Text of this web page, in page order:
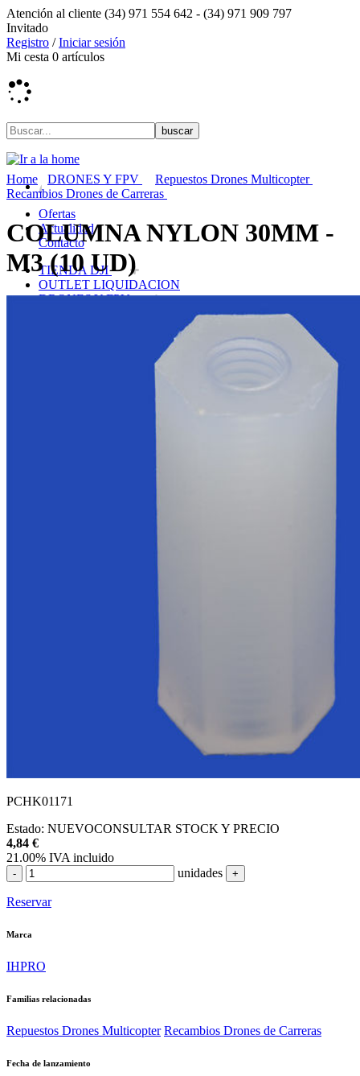
Atención al cliente (34) 971 554 642 - (34) 971 909 797
Invitado
Registro /Iniciar sesión
Mi cesta 0 artículos
Ofertas
Actualidad
Contacto
TIENDA DJI
OUTLET LIQUIDACION
DRONES Y FPV
HELICOPTEROS RC
BATERIAS Y CARGADORES
FILAMENTO IMPRESORA 3D
Home DRONES Y FPV
Repuestos Drones Multicopter
Recambios Drones de Carreras
COLUMNA NYLON 30MM -
M3 (10 UD)
PCHK01171
Estado: NUEVOCONSULTAR STOCK Y PRECIO
4,84 €
21.00% IVA incluido
- unidades +
Reservar
Marca
IHPRO
Familias relacionadas
Repuestos Drones Multicopter Recambios Drones de Carreras
Fecha de lanzamiento